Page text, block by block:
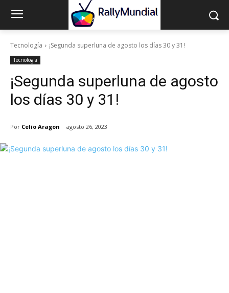
Tecnología ¡Segunda superluna de agosto los días 30 y 31!
Tecnología
¡Segunda superluna de agosto
los días 30 y 31!
Por Celio Aragon agosto 26, 2023